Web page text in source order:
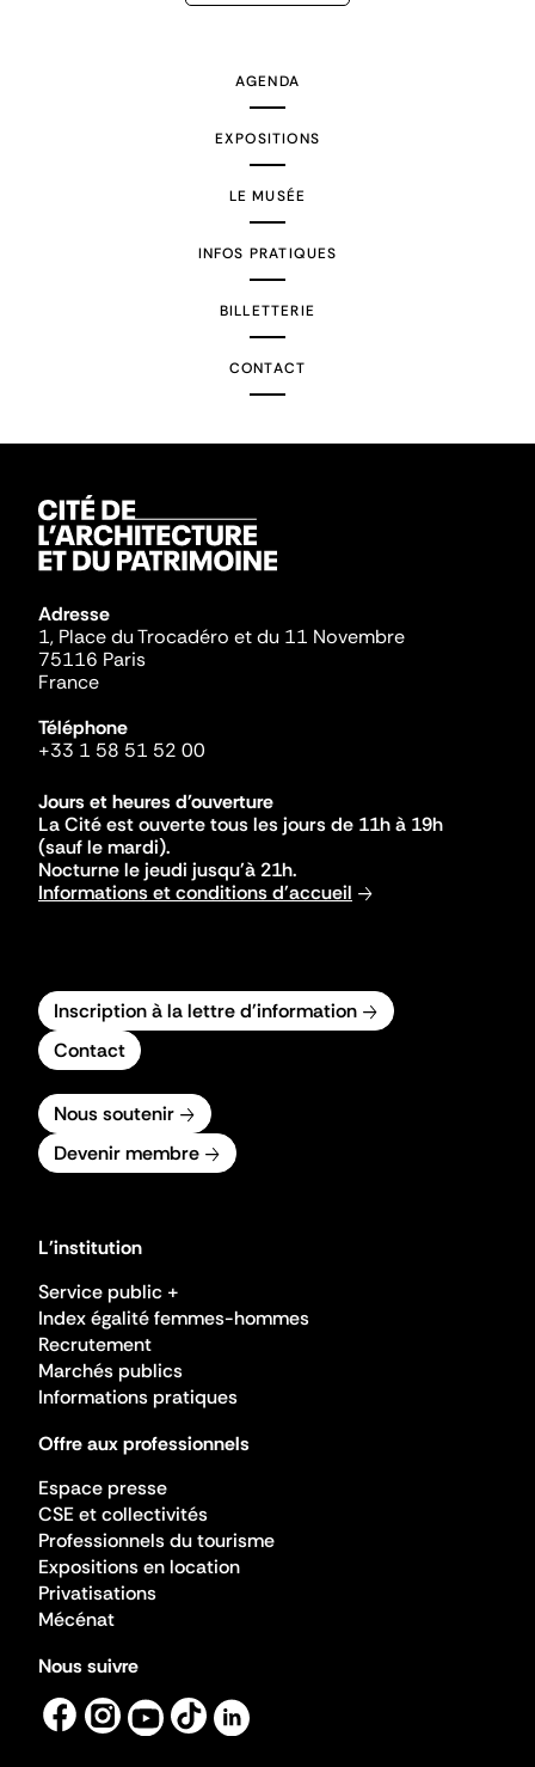
AGENDA
EXPOSITIONS
LE MUSÉE
INFOS PRATIQUES
BILLETTERIE
CONTACT
Adresse
1, Place du Trocadéro et du 11 Novembre
75116 Paris
France
Téléphone
+33 1 58 51 52 00
Jours et heures d'ouverture
La Cité est ouverte tous les jours de 11h à 19h
(sauf le mardi).
Nocturne le jeudi jusqu'à 21h.
Informations et conditions d'accueil
Inscription à la lettre d'information
Contact
Nous soutenir
Devenir membre
L'institution
Service public +
Index égalité femmes-hommes
Recrutement
Marchés publics
Informations pratiques
Offre aux professionnels
Espace presse
CSE et collectivités
Professionnels du tourisme
Expositions en location
Privatisations
Mécénat
Nous suivre